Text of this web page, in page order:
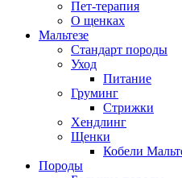
Пет-терапия
О щенках
Мальтезе
Стандарт породы
Уход
Питание
Груминг
Стрижки
Хендлинг
Щенки
Кобели
Породы